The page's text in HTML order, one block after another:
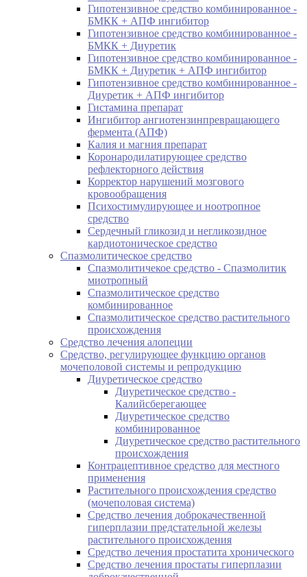
Гипотензивное средство комбинированное -
БМКК + АПФ ингибитор
Гипотензивное средство комбинированное -
БМКК + Диуретик
Гипотензивное средство комбинированное -
БМКК + Диуретик + АПФ ингибитор
Гипотензивное средство комбинированное -
Диуретик + АПФ ингибитор
Гистамина препарат
Ингибитор ангиотензинпревращающего
фермента (АПФ)
Калия и магния препарат
Коронародилатирующее средство
рефлекторного действия
Корректор нарушений мозгового
кровообращения
Психостимулирующее и ноотропное
средство
Сердечный гликозид и негликозидное
кардиотоническое средство
Спазмолитическое средство
Спазмолитичекое средство - Спазмолитик
миотропный
Спазмолитическое средство
комбинированное
Спазмолитическое средство растительного
происхождения
Средство лечения алопеции
Средство, регулирующее функцию органов
мочеполовой системы и репродукцию
Диуретическое средство
Диуретическое средство -
Калийсберегающее
Диуретическое средство
комбинированное
Диуретическое средство растительного
происхождения
Контрацептивное средство для местного
применения
Растительного происхождения средство
(мочеполовая система)
Средство лечения доброкачественной
гиперплазии предстательной железы
растительного происхождения
Средство лечения простатита хронического
Средство лечения простаты гиперплазии